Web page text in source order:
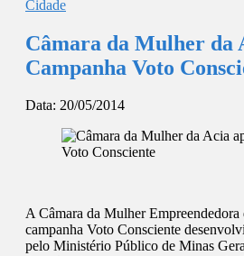
Cidade
Câmara da Mulher da
Campanha Voto
Data: 20/05/2014
A Câmara da Mulher Empreendedora
campanha Voto Consciente
pelo Ministério Público de Minas